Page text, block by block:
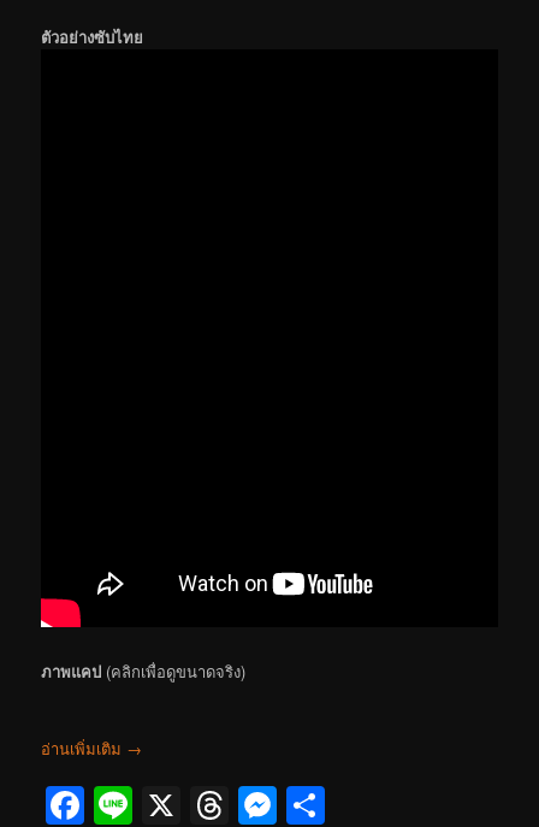
ตัวอย่างซับไทย
ภาพแคป (คลิกเพื่อดูขนาดจริง)
อ่านเพิ่มเติม →
Facebook
Line
X Threads
Messenger